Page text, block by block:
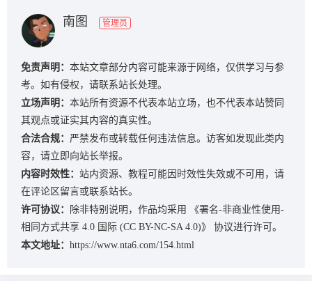
南图 管理员
免责声明： 本站文章部分内容可能来源于网络，仅供学习与参
考。如有侵权，请联系站长处理。
立场声明： 本站所有资源不代表本站立场，也不代表本站赞同
其观点或证实其内容的真实性。
合法合规： 严禁发布或转载任何违法信息。访客如发现此类内
容，请立即向站长举报。
内容时效性： 站内资源、教程可能因时效性失效或不可用，请
在评论区留言或联系站长。
许可协议：
除非特别说明，作品均采用
《署名-非商业性使用-
相同方式共享 4.0 国际 (CC BY-NC-SA 4.0)》
协议进行许可。
本文地址： https://www.nta6.com/154.html